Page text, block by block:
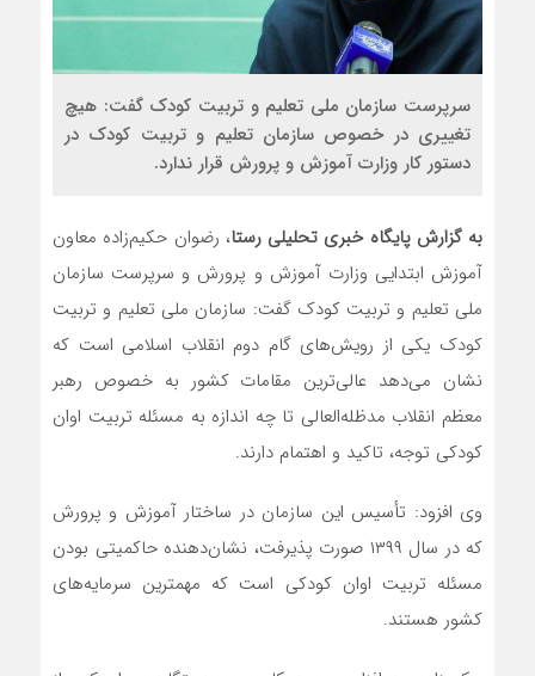
سرپرست سازمان ملی تعلیم و تربیت کودک گفت: هیچ
تغییری در خصوص سازمان تعلیم و تربیت کودک در
دستور کار وزارت آموزش و پرورش قرار ندارد.
به گزارش پایگاه خبری تحلیلی رستا، رضوان حکیم‌زاده معاون
آموزش ابتدایی وزارت آموزش و پرورش و سرپرست سازمان
ملی تعلیم و تربیت کودک گفت: سازمان ملی تعلیم و تربیت
کودک یکی از رویش‌های گام دوم انقلاب اسلامی است که
نشان می‌دهد عالی‌ترین مقامات کشور به خصوص رهبر
معظم انقلاب مدظله‌العالی تا چه اندازه به مسئله تربیت اوان
کودکی توجه، تاکید و اهتمام دارند.
وی افزود: تأسیس این سازمان در ساختار آموزش و پرورش
که در سال ۱۳۹۹ صورت پذیرفت، نشان‌دهنده حاکمیتی بودن
مسئله تربیت اوان کودکی است که مهمترین سرمایه‌های
کشور هستند.